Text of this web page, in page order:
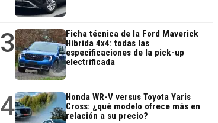
3
Ficha técnica de la Ford Maverick
Híbrida 4x4: todas las
especificaciones de la pick-up
electrificada
4
Honda WR-V versus Toyota Yaris
Cross: ¿qué modelo ofrece más en
relación a su precio?